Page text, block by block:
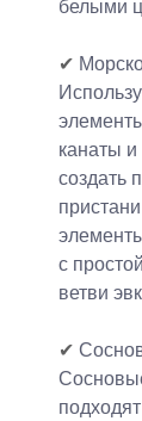
белыми
✔
канаты
создать
с
ветви
✔